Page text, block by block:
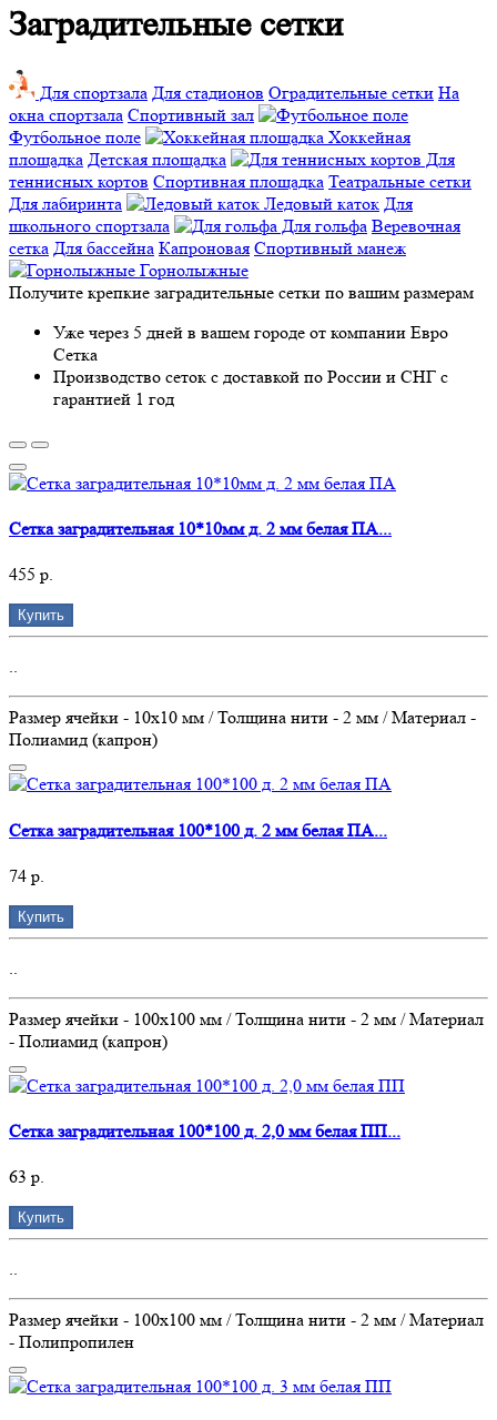
Заградительные сетки
Для спортзала Для стадионов Оградительные сетки На
окна спортзала Спортивный зал
Футбольное поле
Хоккейная
площадка Детская площадка
Для
теннисных кортов Спортивная площадка Театральные сетки
Для лабиринта
Ледовый каток Для
школьного спортзала
Для гольфа Веревочная
сетка Для бассейна Капроновая Спортивный манеж
Горнолыжные
Получите крепкие заградительные сетки по вашим размерам
Уже через 5 дней в вашем городе от компании Евро
Сетка
Производство сеток с доставкой по России и СНГ с
гарантией 1 год
Сетка заградительная 10*10мм д. 2 мм белая ПА...
455 р.
Купить
..
Размер ячейки - 10х10 мм / Толщина нити - 2 мм / Материал -
Полиамид (капрон)
Сетка заградительная 100*100 д. 2 мм белая ПА...
74 р.
Купить
..
Размер ячейки - 100х100 мм / Толщина нити - 2 мм / Материал
- Полиамид (капрон)
Сетка заградительная 100*100 д. 2,0 мм белая ПП...
63 р.
Купить
..
Размер ячейки - 100х100 мм / Толщина нити - 2 мм / Материал
- Полипропилен